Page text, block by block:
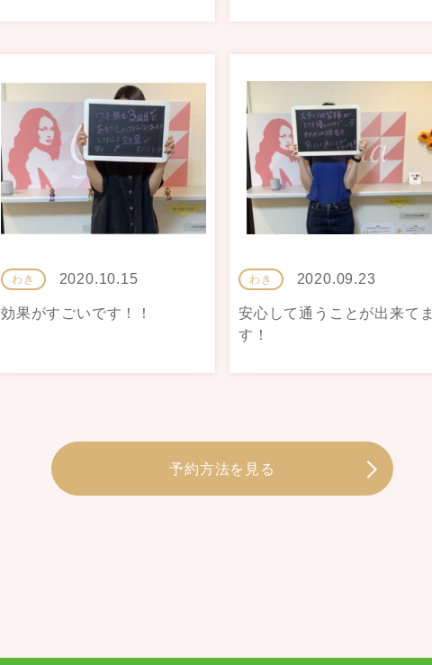
わき 2020.10.15
効果がすごいです！！
わき 2020.09.23
安心して通うことが出来てま
す！
予約方法を見る